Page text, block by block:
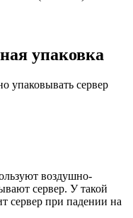
упаковка
упаковывать сервер
воздушно-
сервер. У такой
сервер при падении на